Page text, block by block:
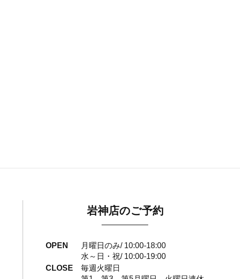
岩神店のご予約
OPEN
月曜日のみ/ 10:00-18:00
水～日・祝/ 10:00-19:00
CLOSE
毎週火曜日